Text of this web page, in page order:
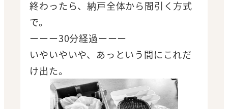
終わったら、納戸全体から間引く方式
で。
ーーー30分経過ーーー
いやいやいや、あっという間にこれだ
け出た。